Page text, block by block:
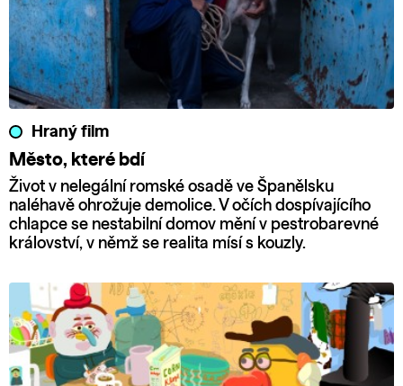
Hraný film
Město, které bdí
Život v nelegální romské osadě ve Španělsku
naléhavě ohrožuje demolice. V očích dospívajícího
chlapce se nestabilní domov mění v pestrobarevné
království, v němž se realita mísí s kouzly.